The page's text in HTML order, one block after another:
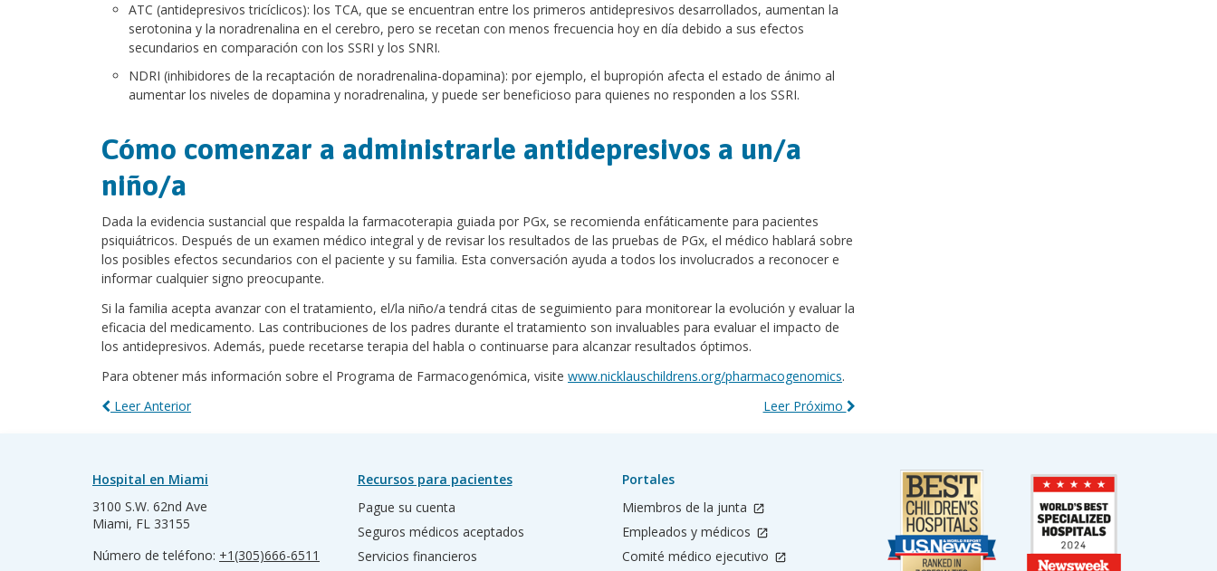
ATC (antidepresivos tricíclicos): los TCA, que se encuentran entre los primeros antidepresivos desarrollados, aumentan la
serotonina y la noradrenalina en el cerebro, pero se recetan con menos frecuencia hoy en día debido a sus efectos
secundarios en comparación con los SSRI y los SNRI.
NDRI (inhibidores de la recaptación de noradrenalina-dopamina): por ejemplo, el bupropión afecta el estado de ánimo al
aumentar los niveles de dopamina y noradrenalina, y puede ser beneficioso para quienes no responden a los SSRI.
Cómo comenzar a administrarle antidepresivos a un/a
niño/a
Dada la evidencia sustancial que respalda la farmacoterapia guiada por PGx, se recomienda enfáticamente para pacientes
psiquiátricos. Después de un examen médico integral y de revisar los resultados de las pruebas de PGx, el médico hablará sobre
los posibles efectos secundarios con el paciente y su familia. Esta conversación ayuda a todos los involucrados a reconocer e
informar cualquier signo preocupante.
Si la familia acepta avanzar con el tratamiento, el/la niño/a tendrá citas de seguimiento para monitorear la evolución y evaluar la
eficacia del medicamento. Las contribuciones de los padres durante el tratamiento son invaluables para evaluar el impacto de
los antidepresivos. Además, puede recetarse terapia del habla o continuarse para alcanzar resultados óptimos.
Para obtener más información sobre el Programa de Farmacogenómica, visite www.nicklauschildrens.org/pharmacogenomics.
Leer Próximo
Leer Anterior
Hospital en Miami
3100 S.W. 62nd Ave
Miami, FL 33155
Número de teléfono: +1(305)666-6511
Recursos para pacientes
Pague su cuenta
Seguros médicos aceptados
Servicios financieros
Portales
Miembros de la junta
Empleados y médicos
Comité médico ejecutivo